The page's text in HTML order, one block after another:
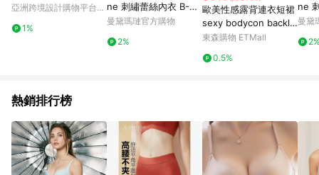
亞洲跨境設計購物平台
1%
ne 刺繡蕾絲內衣 B-F
罩杯(萊茵綠)
曼黛瑪璉官方購物
2%
歐美性感露背連衣短裙
sexy bodycon backle
ss mini sling dress
東森購物 ETMall
0.5%
ne
罩
曼黛
熱銷排行榜